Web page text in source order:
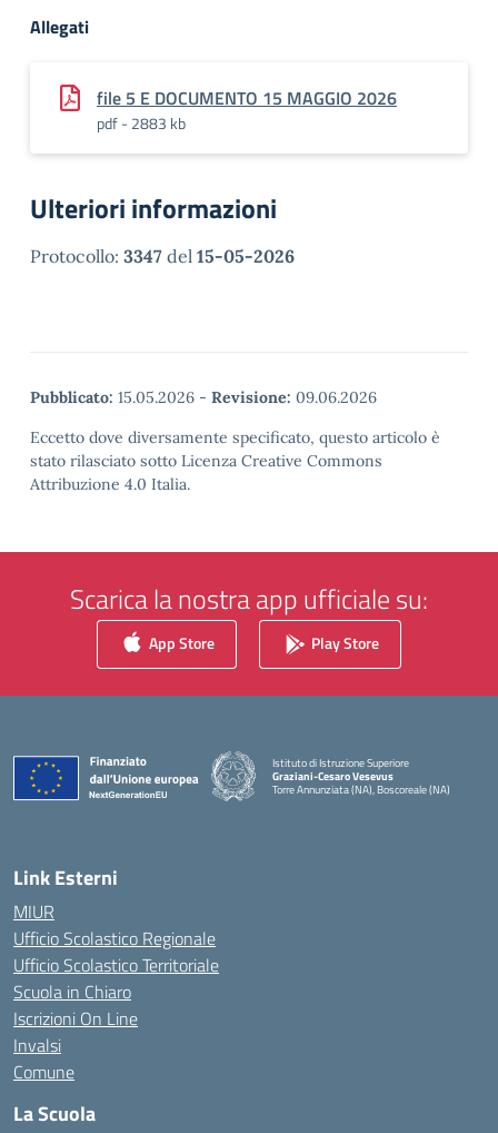
Allegati
file 5 E DOCUMENTO 15 MAGGIO 2026
pdf - 2883 kb
Ulteriori informazioni
Protocollo: 3347 del 15-05-2026
Pubblicato: 15.05.2026 - Revisione: 09.06.2026
Eccetto dove diversamente specificato, questo articolo è
stato rilasciato sotto Licenza Creative Commons
Attribuzione 4.0 Italia.
Scarica la nostra app ufficiale su:
App Store Play Store
Istituto di Istruzione Superiore
Graziani-Cesaro Vesevus
Torre Annunziata (NA), Boscoreale (NA)
Link Esterni
MIUR
Ufficio Scolastico Regionale
Ufficio Scolastico Territoriale
Scuola in Chiaro
Iscrizioni On Line
Invalsi
Comune
La Scuola